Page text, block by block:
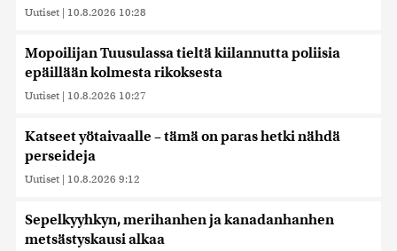
Uutiset | 10.8.2026 10:28
Mopoilijan Tuusulassa tieltä kiilannutta poliisia
epäillään kolmesta rikoksesta
Uutiset | 10.8.2026 10:27
Katseet yötaivaalle – tämä on paras hetki nähdä
perseideja
Uutiset | 10.8.2026 9:12
Sepelkyyhkyn, merihanhen ja kanadanhanhen
metsästyskausi alkaa